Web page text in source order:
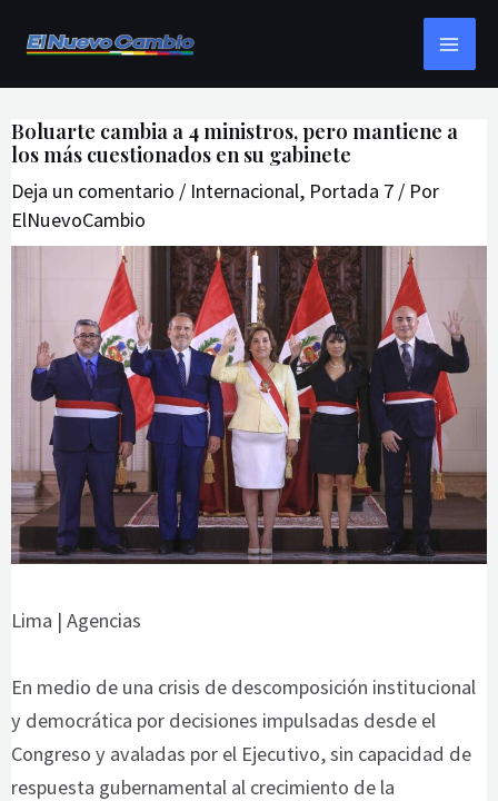
contenido
Boluarte cambia a 4 ministros, pero mantiene a
los más cuestionados en su gabinete
Deja un comentario / Internacional, Portada 7/ Por
ElNuevoCambio
Lima | Agencias
En medio de una crisis de descomposición institucional
y democrática por decisiones impulsadas desde el
Congreso y avaladas por el Ejecutivo, sin capacidad de
respuesta gubernamental al crecimiento de la
de
entradas